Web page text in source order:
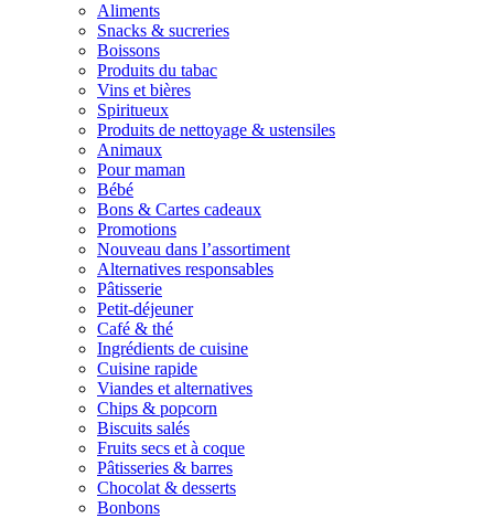
Aliments
Snacks & sucreries
Boissons
Produits du tabac
Vins et bières
Spiritueux
Produits de nettoyage & ustensiles
Animaux
Pour maman
Bébé
Bons & Cartes cadeaux
Promotions
Nouveau dans l’assortiment
Alternatives responsables
Pâtisserie
Petit-déjeuner
Café & thé
Ingrédients de cuisine
Cuisine rapide
Viandes et alternatives
Chips & popcorn
Biscuits salés
Fruits secs et à coque
Pâtisseries & barres
Chocolat & desserts
Bonbons